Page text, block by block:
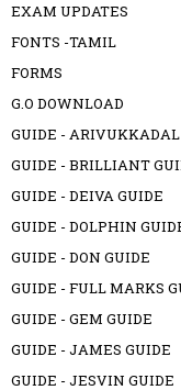
EXAM UPDATES
FONTS -TAMIL
FORMS
G.O DOWNLOAD
GUIDE - ARIVUKKADAL
GUIDE - BRILLIANT
GUIDE - DEIVA GUIDE
GUIDE - DOLPHIN
GUIDE - DON GUIDE
GUIDE - FULL MARKS
GUIDE - GEM GUIDE
GUIDE - JAMES GUIDE
GUIDE - JESVIN GUIDE